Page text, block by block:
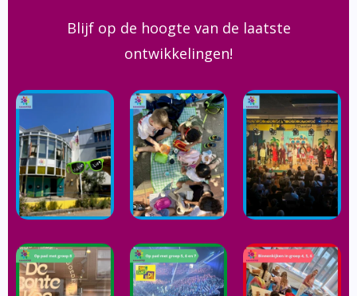
Blijf op de hoogte van de laatste
ontwikkelingen!